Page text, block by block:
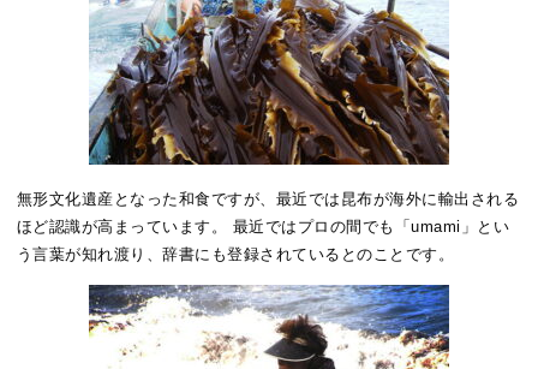
無形文化遺産となった和食ですが、最近では昆布が海外に輸出される
ほど認識が高まっています。 最近ではプロの間でも「umami」とい
う言葉が知れ渡り、辞書にも登録されているとのことです。